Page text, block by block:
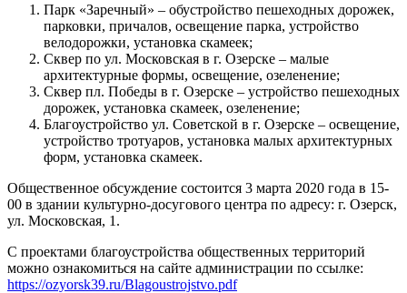
Парк «Заречный» – обустройство пешеходных дорожек,
парковки, причалов, освещение парка, устройство
велодорожки, установка скамеек;
Сквер по ул. Московская в г. Озерске – малые
архитектурные формы, освещение, озеленение;
Сквер пл. Победы в г. Озерске – устройство пешеходных
дорожек, установка скамеек, озеленение;
Благоустройство ул. Советской в г. Озерске – освещение,
устройство тротуаров, установка малых архитектурных
форм, установка скамеек.
Общественное обсуждение состоится 3 марта 2020 года в 15-
00 в здании культурно-досугового центра по адресу: г. Озерск,
ул. Московская, 1.
С проектами благоустройства общественных территорий
можно ознакомиться на сайте администрации по ссылке:
https://ozyorsk39.ru/Blagoustrojstvo.pdf